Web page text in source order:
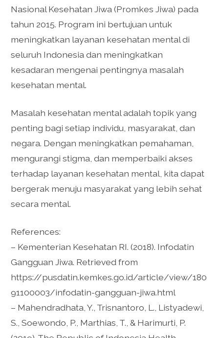
Nasional Kesehatan Jiwa (Promkes Jiwa) pada
tahun 2015. Program ini bertujuan untuk
meningkatkan layanan kesehatan mental di
seluruh Indonesia dan meningkatkan
kesadaran mengenai pentingnya masalah
kesehatan mental.
Masalah kesehatan mental adalah topik yang
penting bagi setiap individu, masyarakat, dan
negara. Dengan meningkatkan pemahaman,
mengurangi stigma, dan memperbaiki akses
terhadap layanan kesehatan mental, kita dapat
bergerak menuju masyarakat yang lebih sehat
secara mental.
References:
– Kementerian Kesehatan RI. (2018). Infodatin
Gangguan Jiwa. Retrieved from
https://pusdatin.kemkes.go.id/article/view/180
91100003/infodatin-gangguan-jiwa.html
– Mahendradhata, Y., Trisnantoro, L., Listyadewi,
S., Soewondo, P., Marthias, T., & Harimurti, P.